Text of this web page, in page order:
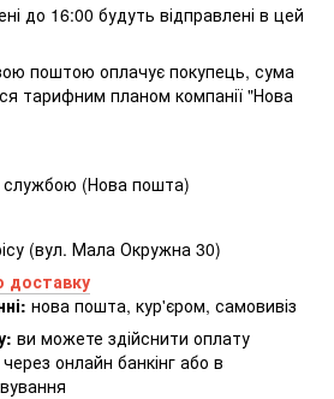
до 16:00 будуть відправлені в цей
поштою оплачує покупець, сума
тарифним планом компанії "Нова
(Нова пошта)
(вул. Мала Окружна 30)
доставку
нова пошта, кур'єром, самовивіз
ви можете здійснити оплату
онлайн банкінг або в